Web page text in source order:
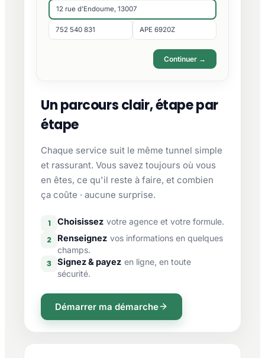
12 rue d'Endoume, 13007
752 540 831 APE 6920Z
Continuer →
Un parcours clair, étape par
étape
Chaque service suit le même tunnel simple
et rassurant. Vous savez toujours où vous
en êtes, ce qu'il reste à faire, et combien
ça coûte · aucune surprise.
1 Choisissez votre agence et votre formule.
2 Renseignez vos informations en quelques
champs.
3 Signez & payez en ligne, en toute
sécurité.
Démarrer ma démarche